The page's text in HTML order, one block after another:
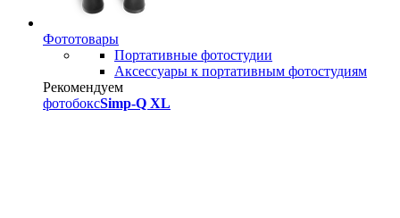
Фототовары
Портативные фотостудии
Аксессуары к портативным фотостудиям
Рекомендуем
фотобоксSimp-Q XL